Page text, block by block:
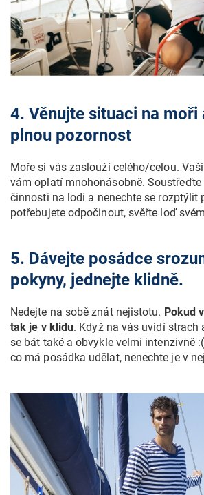
4. Věnujte situaci na moři
plnou pozornost
Moře si vás zaslouží celého/celou. Vaši
vám oplatí mnohonásobně. Soustřeďte
činnosti na lodi a nenechte se rozptýlit
potřebujete odpočinout, svěřte loď
5. Dávejte posádce
pokyny, jednejte klidně.
Nedejte na sobě znát nejistotu. Pokud
tak je v klidu. Když na vás uvidí strach
se bát také a obvykle velmi intenzivně
co má posádka udělat, nenechte je v